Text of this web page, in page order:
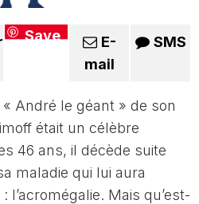
Save
E-
mail
SMS
André le géant » de son
était un célèbre
46 ans, il décède suite
maladie qui lui aura
Mais qu’est-